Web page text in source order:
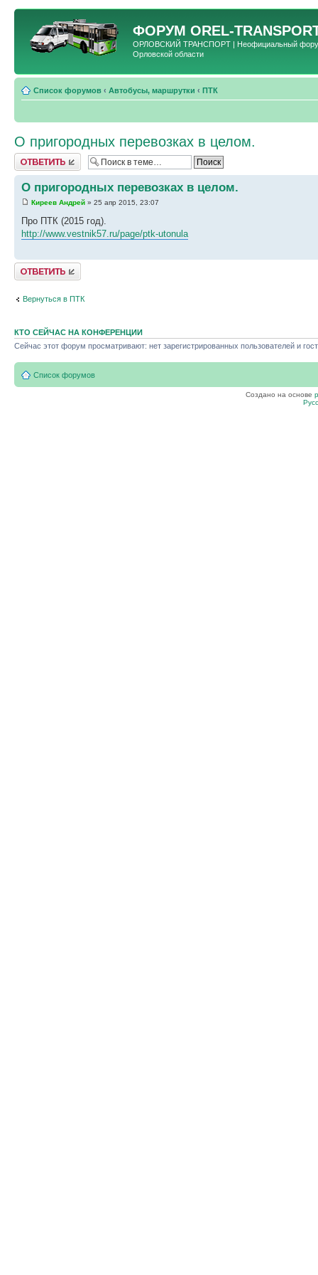
ФОРУМ OREL-
ОРЛОВСКИЙ ТРАНСПОРТ | Неофициальный форум
Орловской области
Список форумов ‹ Автобусы, маршрутки ‹ ПТК
О пригородных перевозках в целом.
Ответить
О пригородных перевозках в целом.
Киреев Андрей » 25 апр 2015, 23:07
Про ПТК (2015 год).
http://www.vestnik57.ru/page/ptk-utonula
Ответить
Вернуться в ПТК
КТО СЕЙЧАС НА КОНФЕРЕНЦИИ
Сейчас этот форум просматривают: нет зарегистрированных пользователей и
Список форумов
Создано на основе